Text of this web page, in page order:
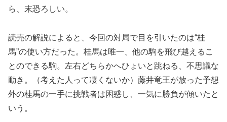
ら、末恐ろしい。
読売の解説によると、今回の対局で目を引いたのは“桂
馬”の使い方だった。桂馬は唯一、他の駒を飛び越えるこ
とのできる駒。左右どちらかへひょいと跳ねる、不思議な
動き。（考えた人って凄くないか）藤井竜王が放った予想
外の桂馬の一手に挑戦者は困惑し、一気に勝負が傾いたと
いう。